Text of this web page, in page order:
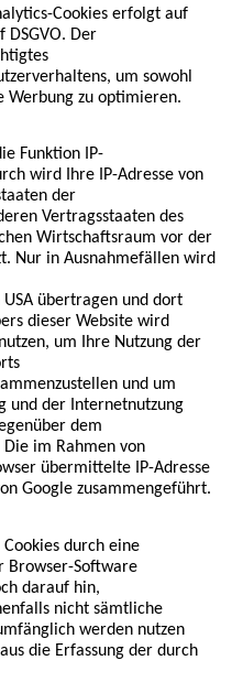
Cookies erfolgt auf
DSGVO. Der
um sowohl
Werbung zu optimieren.
Funktion IP-
wird Ihre IP-Adresse von
der
Vertragsstaaten des
Wirtschaftsraum vor der
Nur in Ausnahmefällen wird
übertragen und dort
dieser Website wird
um Ihre Nutzung der
und um
und der Internetnutzung
dem
im Rahmen von
übermittelte IP-Adresse
Google zusammengeführt.
durch eine
Browser-Software
darauf hin,
nicht sämtliche
werden nutzen
die Erfassung der durch